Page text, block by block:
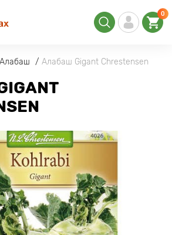
0
Алабаш Алабаш Gigant Chrestensen